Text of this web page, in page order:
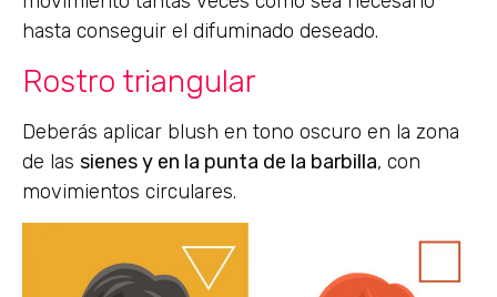
hasta conseguir el difuminado deseado.
Rostro triangular
Deberás aplicar blush en tono oscuro en la zona
de las sienes y en la punta de la barbilla, con
movimientos circulares.